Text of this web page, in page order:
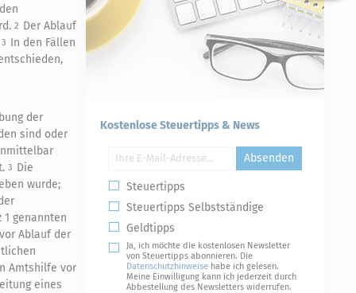
2 Der Ablauf
3 In den Fällen
der
sind oder
3 Die
wurde;
genannten
Ablauf der
Amtshilfe vor
eines
Kostenlose Steuertipps & News
Absenden
Steuertipps
Steuertipps Selbstständige
Geldtipps
Ja, ich möchte die kostenlosen Newsletter
von Steuertipps abonnieren. Die
Datenschutzhinweise habe ich gelesen.
Meine Einwilligung kann ich jederzeit durch
Abbestellung des Newsletters widerrufen.